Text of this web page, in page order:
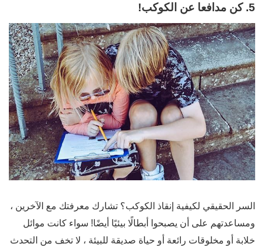
5. كن مدافعا عن الكوكب!
السر الحقيقي لكيفية إنقاذ الكوكب؟ تشارك معرفتك مع الآخرين ،
ومساعدتهم على أن يصبحوا أبطالًا بيئيًا أيضًا! سواء كانت موائل
خلابة أو مخلوقات رائعة أو حياة صديقة للبيئة ، لا تخف من التحدث